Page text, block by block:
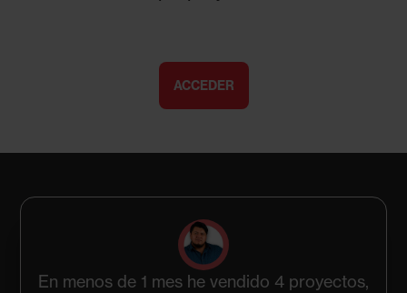
ACCEDER
En menos de 1 mes he vendido 4 proyectos,